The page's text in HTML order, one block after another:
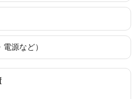
源など）